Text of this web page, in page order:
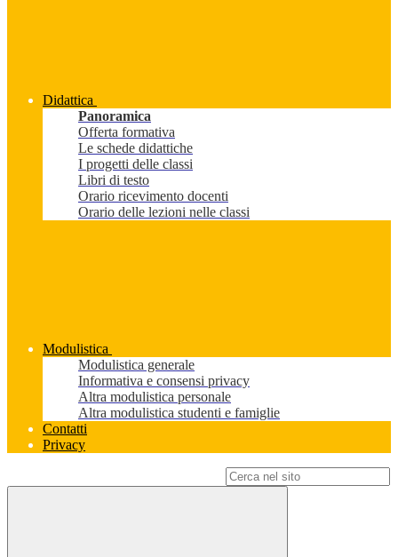
Didattica
Panoramica
Offerta formativa
Le schede didattiche
I progetti delle classi
Libri di testo
Orario ricevimento docenti
Orario delle lezioni nelle classi
Modulistica
Modulistica generale
Informativa e consensi privacy
Altra modulistica personale
Altra modulistica studenti e famiglie
Contatti
Privacy